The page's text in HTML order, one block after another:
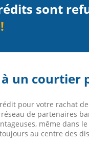
sont
un courtier
pour votre rachat
de partenaires
même dans
au centre des